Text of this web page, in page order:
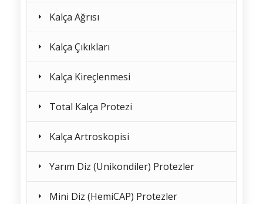
Kalça Ağrısı
Kalça Çıkıkları
Kalça Kireçlenmesi
Total Kalça Protezi
Kalça Artroskopisi
Yarım Diz (Unikondiler) Protezler
Mini Diz (HemiCAP) Protezler